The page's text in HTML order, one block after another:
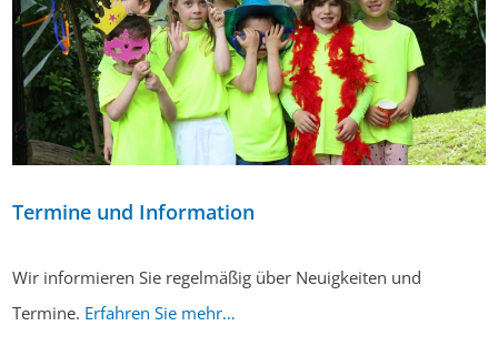
Termine und Information
Wir informieren Sie regelmäßig über Neuigkeiten und
Termine. Erfahren Sie mehr…